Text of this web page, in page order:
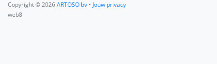
Copyright © 2026 ARTOSO bv • Jouw privacy
web8